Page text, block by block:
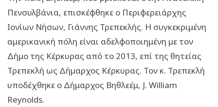
Πενσυλβάνια, επισκέφθηκε ο Περιφερειάρχης
Ιονίων Νήσων, Γιάννης Τρεπεκλής. Η συγκεκριμένη
αμερικανική πόλη είναι αδελφοποιημένη με τον
Δήμο της Κέρκυρας από το 2013, επί της θητείας
Τρεπεκλή ως Δήμαρχος Κέρκυρας. Τον κ. Τρεπεκλή
υποδέχθηκε ο Δήμαρχος Βηθλεέμ, J. William
Reynolds.